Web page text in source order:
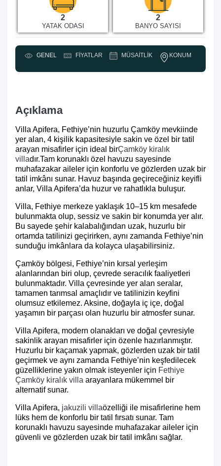
2
YATAK ODASI
2
BANYO SAYISI
GENEL FIYATLAR MÜSAITLIK KONUM
Açıklama
Villa Apifera, Fethiye’nin huzurlu Çamköy mevkiinde
yer alan, 4 kişilik kapasitesiyle sakin ve özel bir tatil
arayan misafirler için ideal birÇamköy kiralık
villadır.Tam korunaklı özel havuzu sayesinde
muhafazakar aileler için konforlu ve gözlerden uzak bir
tatil imkânı sunar. Havuz başında geçireceğiniz keyifli
anlar, Villa Apifera’da huzur ve rahatlıkla buluşur.
Villa, Fethiye merkeze yaklaşık 10–15 km mesafede
bulunmakta olup, sessiz ve sakin bir konumda yer alır.
Bu sayede şehir kalabalığından uzak, huzurlu bir
ortamda tatilinizi geçirirken, aynı zamanda Fethiye’nin
sunduğu imkânlara da kolayca ulaşabilirsiniz.
Çamköy bölgesi, Fethiye’nin kırsal yerleşim
alanlarından biri olup, çevrede seracılık faaliyetleri
bulunmaktadır. Villa çevresinde yer alan seralar,
tamamen tarımsal amaçlıdır ve tatilinizin keyfini
olumsuz etkilemez. Aksine, doğayla iç içe, doğal
yaşamın bir parçası olan huzurlu bir atmosfer sunar.
Villa Apifera, modern olanakları ve doğal çevresiyle
sakinlik arayan misafirler için özenle hazırlanmıştır.
Huzurlu bir kaçamak yapmak, gözlerden uzak bir tatil
geçirmek ve aynı zamanda Fethiye’nin keşfedilecek
güzelliklerine yakın olmak isteyenler için Fethiye
Çamköy kiralık villa arayanlara mükemmel bir
alternatif sunar.
Villa Apifera, jakuzili villaözelliği ile misafirlerine hem
lüks hem de konforlu bir tatil fırsatı sunar. Tam
korunaklı havuzu sayesinde muhafazakar aileler için
güvenli ve gözlerden uzak bir tatil imkânı sağlar.